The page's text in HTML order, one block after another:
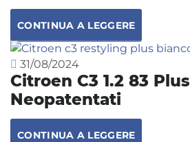
CONTINUA A LEGGERE
31/08/2024
Citroen C3 1.2 83 Plus
Neopatentati
CONTINUA A LEGGERE